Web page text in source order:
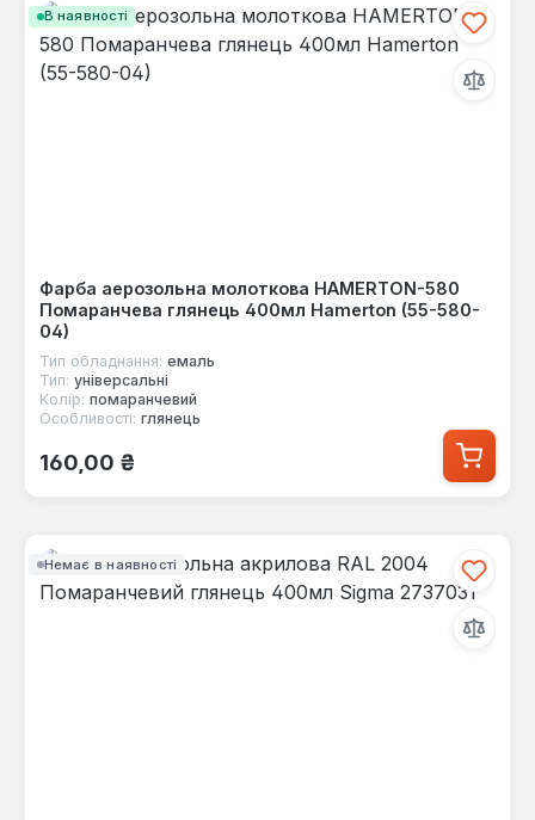
В наявності
Фарба аерозольна молоткова HAMERTON-580
Помаранчева глянець 400мл Hamerton (55-580-
04)
Тип обладнання: емаль
Тип: універсальні
Колір: помаранчевий
Особливості: глянець
Звичайна ціна:
160,00 ₴
Немає в наявності